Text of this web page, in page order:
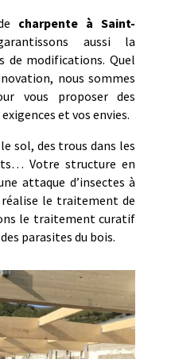
charpente à Saint-
aussi la
de modifications. Quel
nous sommes
vous proposer des
et vos envies.
sol, des trous dans les
Votre structure en
attaque d’insectes à
réalise le traitement de
le traitement curatif
parasites du bois.